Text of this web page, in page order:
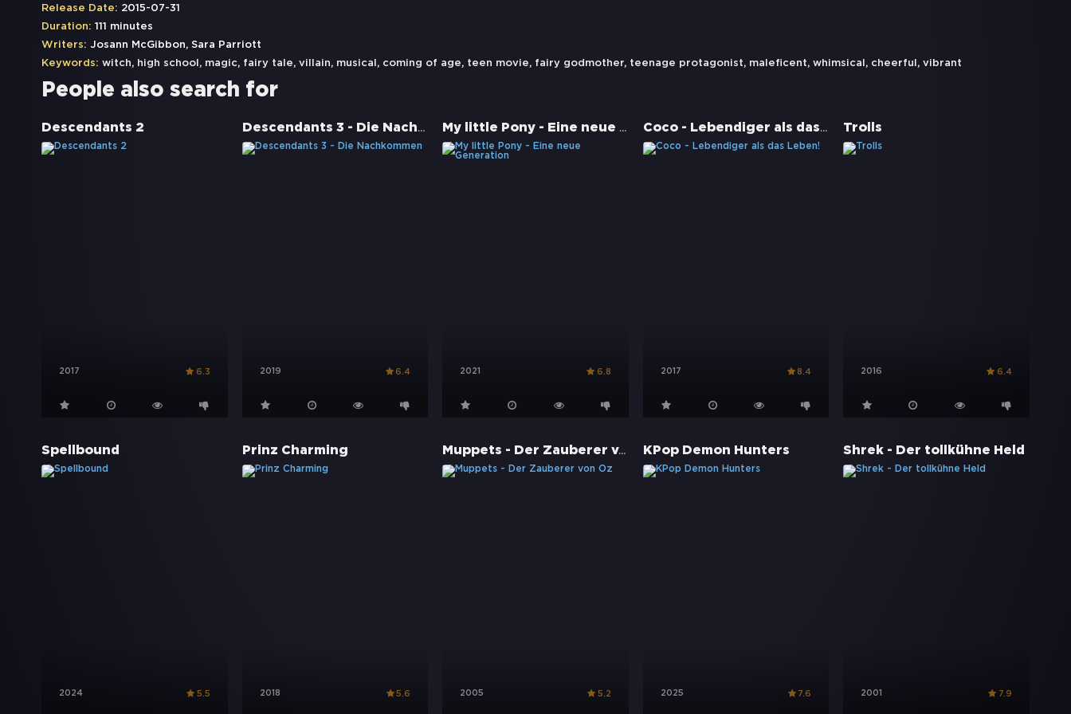
Release Date: 2015-07-31
Duration: 111 minutes
Writers: Josann McGibbon, Sara Parriott
Keywords: witch, high school , magic, fairy tale, villain, musical , coming of age, teen movie, fairy godmother, teenage protagonist, maleficent, whimsical , cheerful , vibrant
People also search for
Descendants 2
2017 6.3
Descendants 3 - Die Nachkommen
2019 6.4
My little Pony - Eine neue Generation
2021 6.8
Coco - Lebendiger als das Leben!
2017 8.4
Trolls
2016 6.4
Spellbound
2024 5.5
Prinz Charming
2018 5.6
Muppets - Der Zauberer von Oz
2005 5.2
KPop Demon Hunters
2025 7.6
Shrek - Der tollkühne Held
2001 7.9